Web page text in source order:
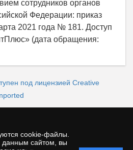
cookie-файлы.
данным сайтом, вы
сотрудников органов
Федерации: приказ
2021 года № 181. Доступ
(дата обращения:
под лицензией Creative